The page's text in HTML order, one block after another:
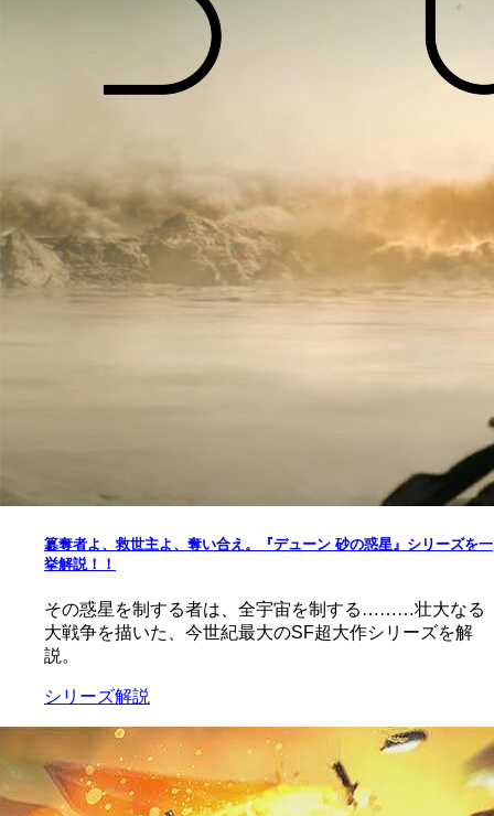
簒奪者よ、救世主よ、奪い合え。『デューン 砂の惑星』シリーズを一
挙解説！！
その惑星を制する者は、全宇宙を制する………壮大なる
大戦争を描いた、今世紀最大のSF超大作シリーズを解
説。
シリーズ解説